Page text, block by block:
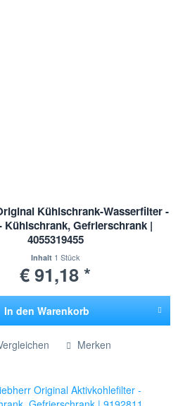
Kühlschrank-Wasserfilter -
Kühlschrank, Gefrierschrank |
4055319455
Inhalt 1 Stück
€ 91,18 *
In den Warenkorb
Merken